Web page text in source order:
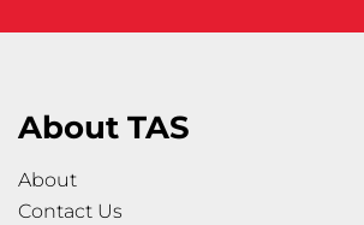
About TAS
About
Contact Us